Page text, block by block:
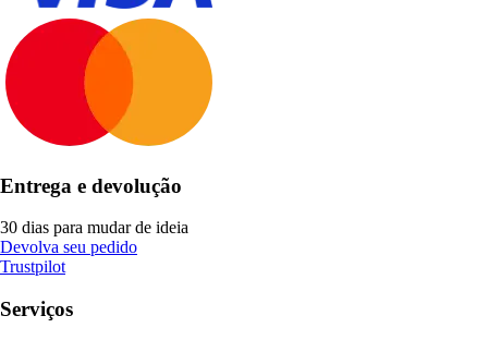
Entrega e devolução
30 dias para mudar de ideia
Devolva seu pedido
Trustpilot
Serviços